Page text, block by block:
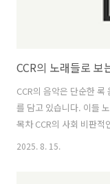
CCR의 노래들로 보
CCR의 음악은 단순한
를 담고 있습니다. 이들
목차 CCR의 사회 비판
Who Will Stop The
2025. 8. 15.